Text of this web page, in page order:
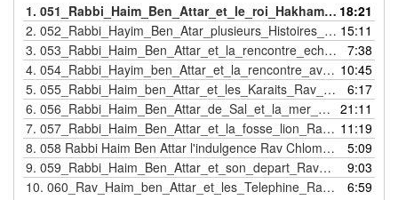
1. 051_Rabbi_Haim_Ben_Attar_et_le_roi_Hakham_Rav_Chlomo_Atlan
18:21
2. 052_Rabbi_Hayim_Ben_Atar_plusieurs_Histoires_Rav_Chlomo_Atlan
15:11
3. 053_Rabbi_Haim_Ben_Attar_et_la_rencontre_echouee_Rav_Chlomo_Atlan
7:38
4. 054_Rabbi_Hayim_ben_Attar_et_la_rencontre_avec_les_12_tributs_Rav_Chlomo_Atlan
10:45
5. 055_Rabbi_Haim_ben_Attar_et_les_Karaits_Rav_Chlomo_Atlan
6:17
6. 056_Rabbi_Haim_Ben_Attar_de_Sal_et_la_mer_qui_s_ouvre_Rav_Chlomo_Atlan
21:11
7. 057_Rabbi_Haim_Ben_Attar_et_la_fosse_lion_Rav_Chlomo_Atlan
11:19
8. 058 Rabbi Haim Ben Attar l'indulgence Rav Chlomo Atlan
5:09
9. 059_Rabbi_Haim_Ben_Attar_et_son_depart_Rav_Chlomo_Atlan
9:03
10. 060_Rav_Haim_ben_Attar_et_les_Telephine_Rav_Chlomo_Atlan 6:59